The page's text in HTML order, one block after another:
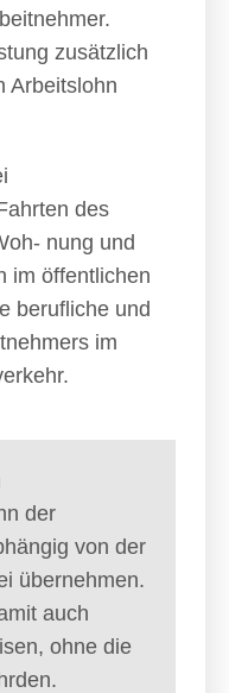
zusätzlich
Arbeitslohn
des
nung und
im öffentlichen
berufliche und
im
der
von der
übernehmen.
auch
ohne die